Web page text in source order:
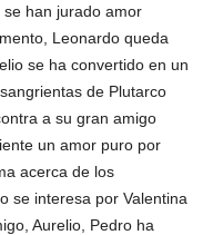
han jurado amor
Leonardo queda
se ha convertido en un
de Plutarco
a su gran amigo
un amor puro por
acerca de los
se interesa por Valentina
Aurelio, Pedro ha